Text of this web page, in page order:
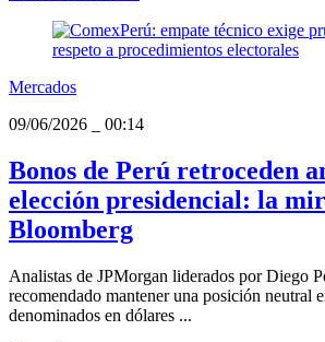
Mercados
09/06/2026
00:14
Bonos de Perú retroceden
elección presidencial: la
Bloomberg
Analistas de JPMorgan liderados por Diego
recomendado mantener una posición neutral
denominados en dólares ...